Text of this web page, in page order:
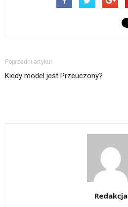
Poprzedni artykuł
Kiedy model jest Przeuczony?
Redakcja